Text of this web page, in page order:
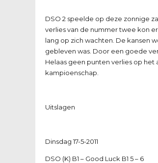
DSO 2 speelde op deze zonnige
verlies van de nummer twee kon
lang op zich wachten. De kansen
gebleven was. Door een goede
Helaas geen punten verlies op het
kampioenschap.
Uitslagen
Dinsdag 17-5-2011
DSO (K) B1 – Good Luck B1 5 – 6